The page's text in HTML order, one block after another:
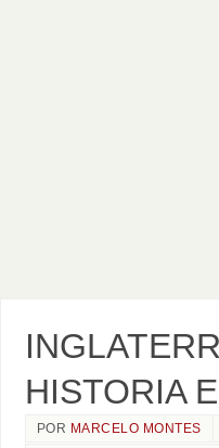
HISTORIA
POR MARCELO MONTES